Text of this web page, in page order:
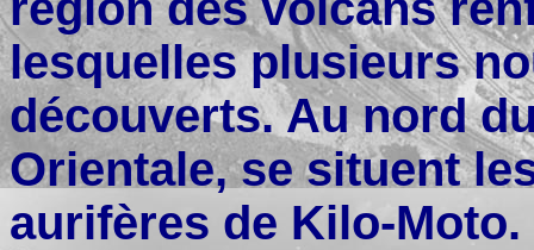
lesquelles plusieurs
découverts. Au nord
Orientale, se situent
aurifères de Kilo-